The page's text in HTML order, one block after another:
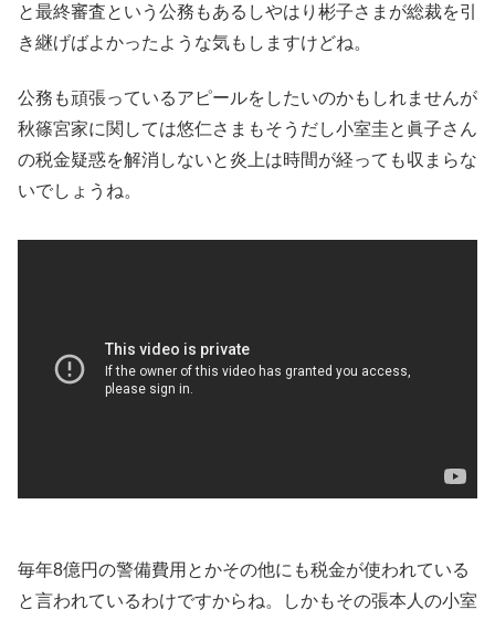
と最終審査という公務もあるしやはり彬子さまが総裁を引
き継げばよかったような気もしますけどね。
公務も頑張っているアピールをしたいのかもしれませんが
秋篠宮家に関しては悠仁さまもそうだし小室圭と眞子さん
の税金疑惑を解消しないと炎上は時間が経っても収まらな
いでしょうね。
毎年8億円の警備費用とかその他にも税金が使われている
と言われているわけですからね。しかもその張本人の小室